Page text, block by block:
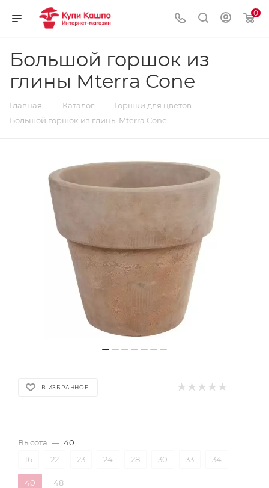
0
Большой горшок из
глины Mterra Cone
Главная — Каталог — Горшки для цветов —
Большой горшок из глины Mterra Cone
В ИЗБРАННОЕ
Высота — 40
16
22 23 24 28 30 33 34
40 48